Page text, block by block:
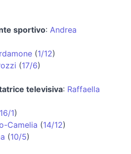
sportivo: Andrea
(1/12)
(17/6)
televisiva: Raffaella
16/1)
Camelia (14/12)
(10/5)